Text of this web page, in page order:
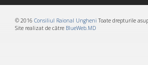
© 2016 Consiliul Raional Ungheni Toate drepturile
Site realizat de către BlueWeb.MD